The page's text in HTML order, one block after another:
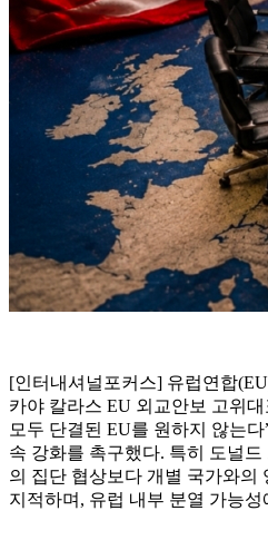
[인터내셔널포커스] 유럽연합
카야 칼라스 EU 외교안보 고위
모두 단결된 EU를 원하지 않는
속 강화를 촉구했다. 특히 도널
의 집단 협상보다 개별 국가와의
지적하며, 유럽 내부 분열 가능